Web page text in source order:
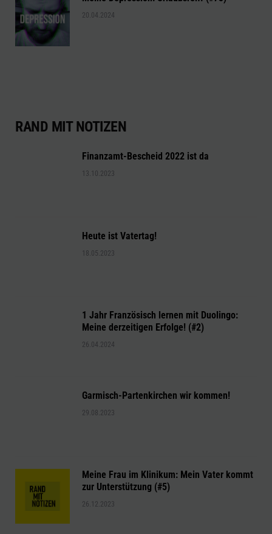
20.04.2024
RAND MIT NOTIZEN
Finanzamt-Bescheid 2022 ist da
13.10.2023
Heute ist Vatertag!
18.05.2023
1 Jahr Französisch lernen mit Duolingo:
Meine derzeitigen Erfolge! (#2)
26.04.2024
Garmisch-Partenkirchen wir kommen!
29.08.2023
Meine Frau im Klinikum: Mein Vater kommt
zur Unterstützung (#5)
26.12.2023